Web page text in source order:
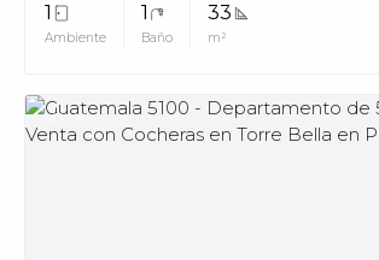
1
Ambiente
1
Baño
33
m²
MUV